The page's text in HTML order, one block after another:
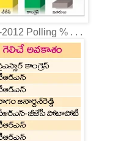
Polling % . . .